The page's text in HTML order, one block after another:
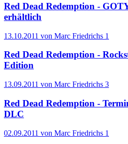
Red Dead Redemption -
erhältlich
13.10.2011 von Marc Friedrichs 1
Red Dead Redemption -
Edition
13.09.2011 von Marc Friedrichs 3
Red Dead Redemption -
DLC
02.09.2011 von Marc Friedrichs 1